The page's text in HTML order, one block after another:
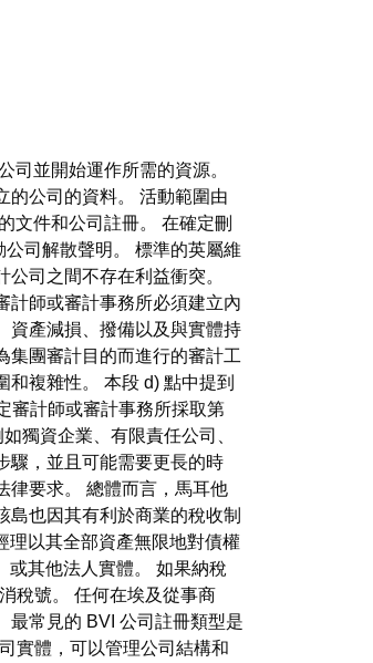
並開始運作所需的資源。
的公司的資料。 活動範圍由
文件和公司註冊。 在確定刪
司解散聲明。 標準的英屬維
司之間不存在利益衝突。
計師或審計事務所必須建立內
資產減損、撥備以及與實體持
集團審計目的而進行的審計工
複雜性。 本段 d) 點中提到
審計師或審計事務所採取第
獨資企業、有限責任公司、
驟，並且可能需要更長的時
律要求。 總體而言，馬耳他
也因其有利於商業的稅收制
理以其全部資產無限地對債權
或其他法人實體。 如果納稅
稅號。 任何在埃及從事商
最常見的 BVI 公司註冊類型是
實體，可以管理公司結構和